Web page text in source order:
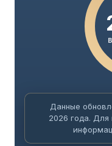
Данные
2026 года. Для